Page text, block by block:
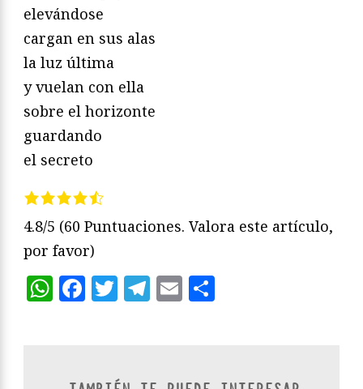
elevándose
cargan en sus alas
la luz última
y vuelan con ella
sobre el horizonte
guardando
el secreto
4.8/5 (60 Puntuaciones. Valora este artículo,
por favor)
WhatsApp
Facebook
Twitter
Telegram
Email